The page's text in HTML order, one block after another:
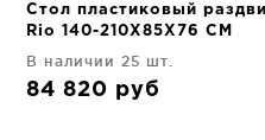
Стол пластиковый
Rio 140-210X85X76 CM
В наличии 25 шт.
84 820 руб